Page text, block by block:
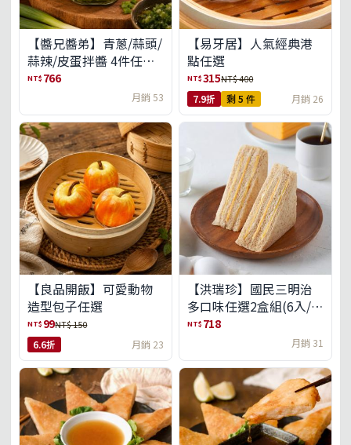
【醬兄醬弟】青蔥/蒜頭/
蒜辣/皮蛋拌醬 4件任選
(免運組)
NT$ 766
月銷 53
【易牙居】人氣經典港
點任選
NT$315NT$ 400
7.9折 剩 5 件 月銷 26
【良品開飯】可愛動物
造型包子任選
NT$ 99NT$ 150
6.6折 月銷 23
【洪瑞珍】國民三明治
多口味任選2盒組(6入/
盒)(免運)
NT$ 718
月銷 31